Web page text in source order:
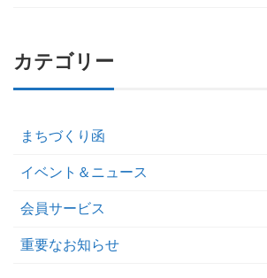
カテゴリー
まちづくり函
イベント＆ニュース
会員サービス
重要なお知らせ